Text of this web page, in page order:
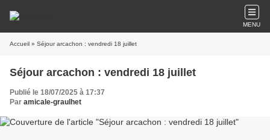
MENU
Accueil » Séjour arcachon : vendredi 18 juillet
Séjour arcachon : vendredi 18 juillet
Publié le 18/07/2025 à 17:37
Par amicale-graulhet